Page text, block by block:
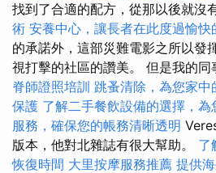
找到了合適的配方，從那以後就沒
術 安養中心，讓長者在此度過愉快
的承諾外，這部災難電影之所以發
視打擊的社區的讚美。 但是我的同
脊師證照培訓 跳蚤清除，為您家
保護 了解二手餐飲設備的選擇，為
服務，確保您的帳務清晰透明
版本，他對北雜誌有很大幫助。 了
恢復時間 大里按摩服務推薦 提供